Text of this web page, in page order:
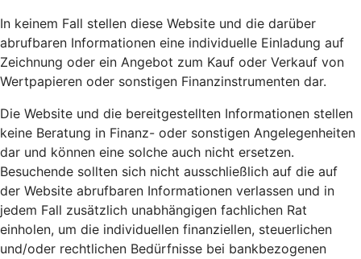
In keinem Fall stellen diese Website und die darüber
abrufbaren Informationen eine individuelle Einladung auf
Zeichnung oder ein Angebot zum Kauf oder Verkauf von
Wertpapieren oder sonstigen Finanzinstrumenten dar.
Die Website und die bereitgestellten Informationen stellen
keine Beratung in Finanz- oder sonstigen Angelegenheiten
dar und können eine solche auch nicht ersetzen.
Besuchende sollten sich nicht ausschließlich auf die auf
der Website abrufbaren Informationen verlassen und in
jedem Fall zusätzlich unabhängigen fachlichen Rat
einholen, um die individuellen finanziellen, steuerlichen
und/oder rechtlichen Bedürfnisse bei bankbezogenen